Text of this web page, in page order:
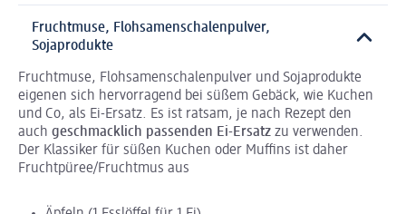
Fruchtmuse, Flohsamenschalenpulver,
Sojaprodukte
Fruchtmuse, Flohsamenschalenpulver und Sojaprodukte
eigenen sich hervorragend bei süßem Gebäck, wie Kuchen
und Co, als Ei-Ersatz. Es ist ratsam, je nach Rezept den
auch geschmacklich passenden Ei-Ersatz zu verwenden.
Der Klassiker für süßen Kuchen oder Muffins ist daher
Fruchtpüree/Fruchtmus aus